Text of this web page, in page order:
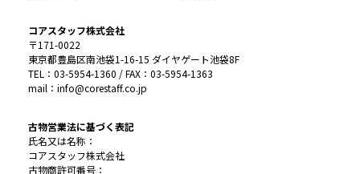
コアスタッフ株式会社
〒171-0022
東京都豊島区南池袋1-16-15 ダイヤゲート池袋8F
TEL：03-5954-1360 / FAX：03-5954-1363
mail：info@corestaff.co.jp
古物営業法に基づく表記
氏名又は名称：
コアスタッフ株式会社
古物商許可番号：